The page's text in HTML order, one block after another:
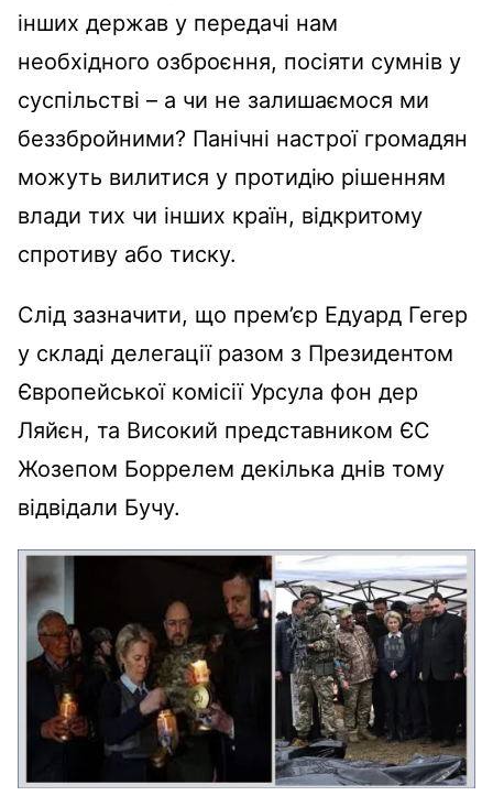
інших держав у передачі нам
необхідного озброєння, посіяти сумнів у
суспільстві – а чи не залишаємося ми
беззбройними? Панічні настрої громадян
можуть вилитися у протидію рішенням
влади тих чи інших країн, відкритому
спротиву або тиску.
Слід зазначити, що прем’єр Едуард Гегер
у складі делегації разом з Президентом
Європейської комісії Урсула фон дер
Ляйєн, та Високий представником ЄС
Жозепом Боррелем декілька днів тому
відвідали Бучу.